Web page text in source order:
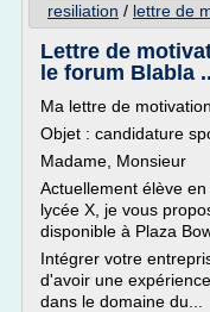
resiliation / lettre de
Lettre de
le forum Blabla
Ma lettre de
Objet : candidature
Madame, Monsieur
Actuellement élève
lycée X, je vous
disponible à Plaza
Intégrer votre
d'avoir une
dans le domaine du...